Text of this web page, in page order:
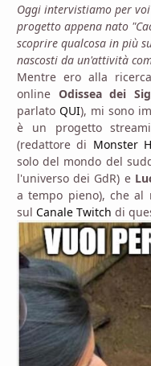
Oggi intervistiamo per
progetto appena nato
scoprire qualcosa in più
nascosti da un'attività
Mentre ero alla
online Odissea dei
parlato QUI), mi sono
è un progetto
(redattore di Monster
solo del mondo del
l'universo dei GdR) e
a tempo pieno), che al
sul Canale Twitch di